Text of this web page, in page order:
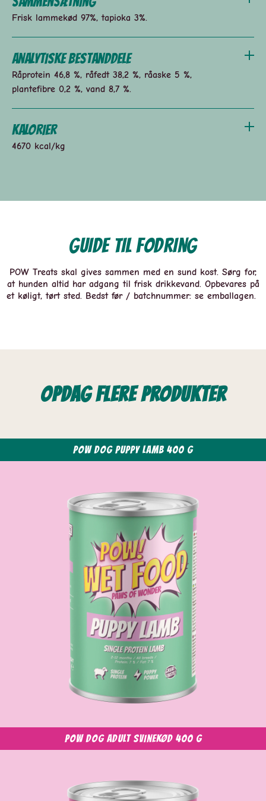
Frisk lammekød 97%, tapioka 3%.
Analytiske bestanddele
Råprotein 46,8 %, råfedt 38,2 %, råaske 5 %,
plantefibre 0,2 %, vand 8,7 %.
Kalorier
4670 kcal/kg
Guide til fodring
POW Treats skal gives sammen med en sund kost. Sørg for,
at hunden altid har adgang til frisk drikkevand. Opbevares på
et køligt, tørt sted. Bedst før / batchnummer: se emballagen.
Opdag flere produkter
POW Dog Puppy Lamb 400 g
POW Dog Adult Svinekød 400 g